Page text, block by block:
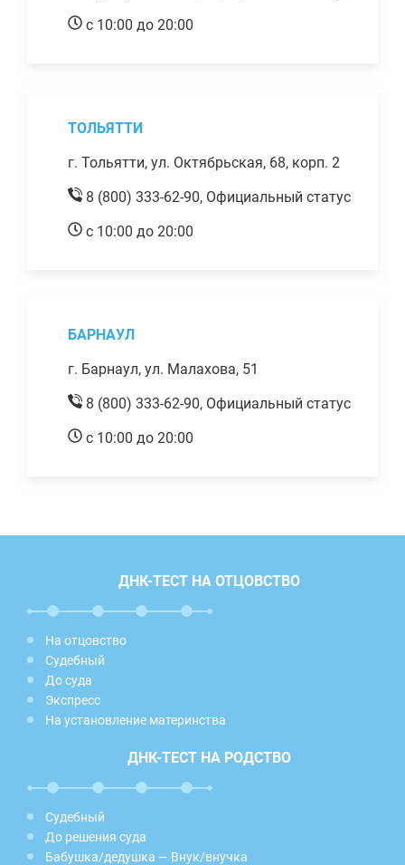
с 10:00 до 20:00
ТОЛЬЯТТИ
г. Тольятти, ул. Октябрьская, 68, корп. 2
8 (800) 333-62-90, Официальный статус
с 10:00 до 20:00
БАРНАУЛ
г. Барнаул, ул. Малахова, 51
8 (800) 333-62-90, Официальный статус
с 10:00 до 20:00
ДНК-ТЕСТ НА ОТЦОВСТВО
На отцовство
Судебный
До суда
Экспресс
На установление материнства
ДНК-ТЕСТ НА РОДСТВО
Судебный
До решения суда
Бабушка/дедушка — Внук/внучка